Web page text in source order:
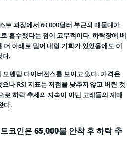
트 과정에서 60,000달러 부근의 매물대가
흡수했다는 점이 고무적이다. 하락장에 베
더 아래로 밀어 내릴 기회가 있었음에도 이
다.
모멘텀 다이버전스를 보이고 있다. 가격은
나 RSI 지표는 저점을 낮추지 않고 버틴 것
로 하락 추세의 지속이 아닌 고래들의 재매
다.
코인은 65,000불 안착 후 하락 추